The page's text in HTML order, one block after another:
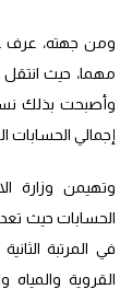
ومن جهته، عرف
إجمالي الحسابات
وتهيمن وزارة